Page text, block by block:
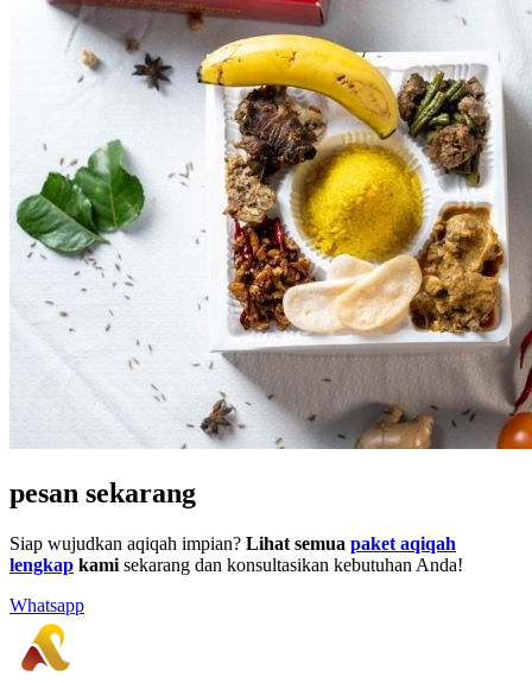
pesan sekarang
Siap wujudkan aqiqah impian? Lihat semua paket aqiqah
lengkap kami sekarang dan konsultasikan kebutuhan Anda!
Whatsapp